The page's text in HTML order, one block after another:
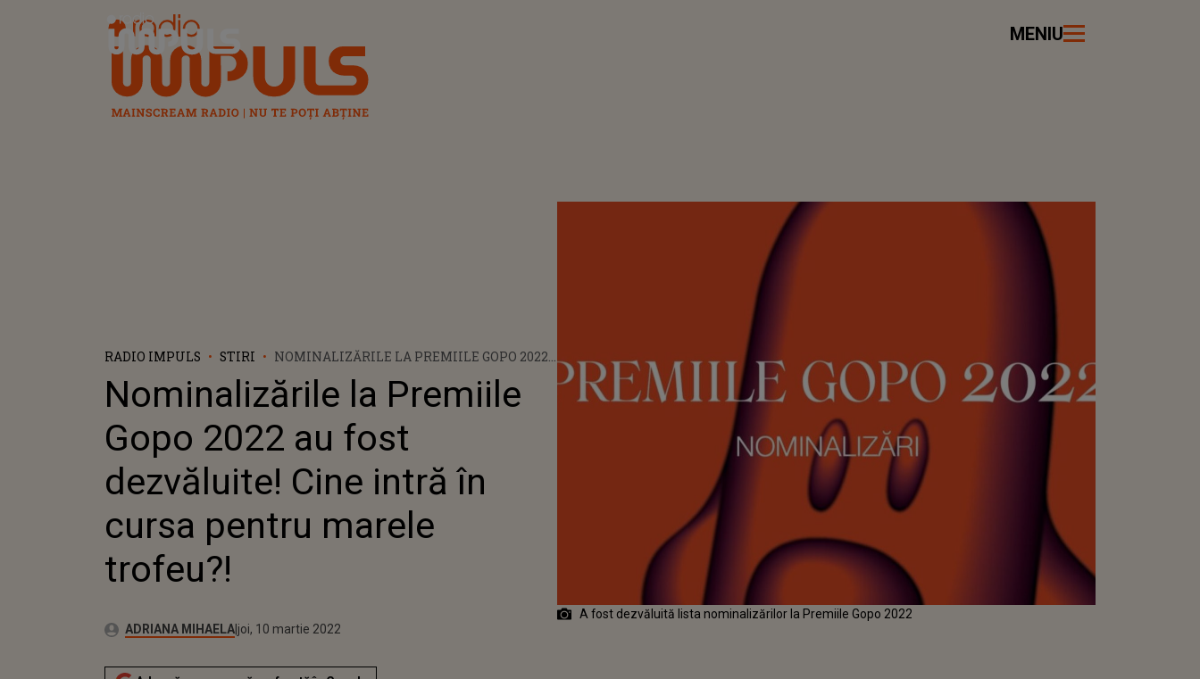
Radio Impuls MENIU
RADIO IMPULS STIRI
NOMINALIZĂRILE LA PREMIILE GOPO 2022
CURSA PENTRU MARELE TROFEU?!
Nominalizările la Premiile
Gopo 2022 au fost
dezvăluite! Cine intră în
cursa pentru marele
trofeu?!
Autor:ADRIANA MIHAELAPublicat:
joi, 10 martie 2022
Actualizat:
joi, 10 martie 2022
A fost dezvăluită lista nominalizărilor la Premiile Gopo 2022